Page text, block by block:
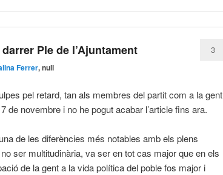
Ple de l’Ajuntament
Ferrer, null
3
pel retard, tan als membres del partit com a la gent
de novembre i no he pogut acabar l’article fins ara.
de les diferències més notables amb els plens
ser multitudinària, va ser en tot cas major que en els
de la gent a la vida política del poble fos major i